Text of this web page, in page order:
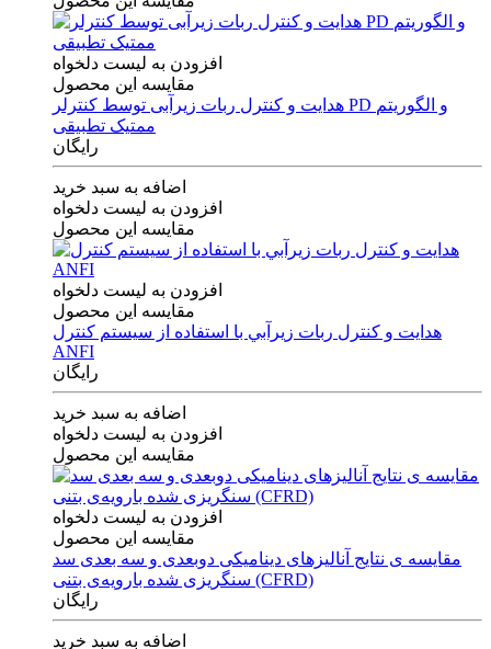
افزودن به لیست دلخواه
مقایسه این محصول
هدایت و کنترل ربات زیرآبی توسط کنترلر PD و الگوریتم
ممتیک تطبیقی
رایگان
اضافه به سبد خرید
افزودن به لیست دلخواه
مقایسه این محصول
افزودن به لیست دلخواه
مقایسه این محصول
هدايت و كنترل ربات زيرآبي با استفاده از سيستم كنترل
ANFI
رایگان
اضافه به سبد خرید
افزودن به لیست دلخواه
مقایسه این محصول
افزودن به لیست دلخواه
مقایسه این محصول
مقایسه ی‌ نتایج آنالیزهای‌ دینامیکی‌ دوبعدی‌ و‌ سه بعدی‌ سد
سنگریزی‌ شده با‌رویه‌ی‌ بتنی‌ (CFRD)
رایگان
اضافه به سبد خرید